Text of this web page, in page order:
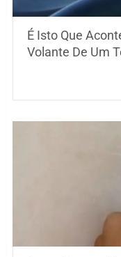
É Isto Que
Volante De Um